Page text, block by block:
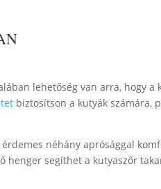
lehetőség van arra, hogy
biztosítson a kutyák számára,
néhány aprósággal
henger segíthet a kutyaszőr